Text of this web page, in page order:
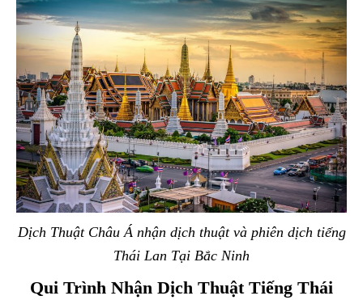
Dịch Thuật Châu Á nhận dịch thuật và phiên dịch tiếng
Thái Lan Tại Bắc Ninh
Qui Trình Nhận Dịch Thuật Tiếng Thái